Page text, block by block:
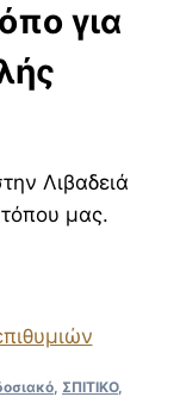
για
Λιβαδειά
μας.
ΣΠΙΤΙΚΟ,